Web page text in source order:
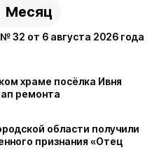
Месяц
32 от 6 августа 2026 года
храме посёлка Ивня
ремонта
области получили
признания «Отец